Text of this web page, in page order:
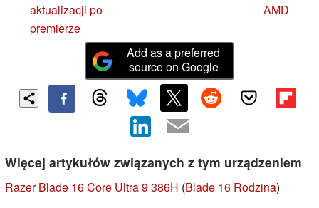
aktualizacji po
premierze
AMD
Add as a preferred
source on Google
Więcej artykułów związanych z tym urządzeniem
Razer Blade 16 Core Ultra 9 386H (Blade 16 Rodzina)